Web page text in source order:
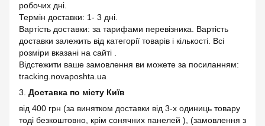
робочих дні.
Термін доставки: 1- 3 дні.
Вартість доставки: за тарифами перевізника. Вартість
доставки залежить від категорії товарів і кількості. Всі
розміри вказані на сайті .
Відстежити ваше замовлення ви можете за посиланням:
tracking.novaposhta.ua
3. Доставка по місту Київ
від 400 грн (за винятком доставки від 3-х одиниць товару
тоді безкоштовно, крім сонячних панелей ), (замовлення з